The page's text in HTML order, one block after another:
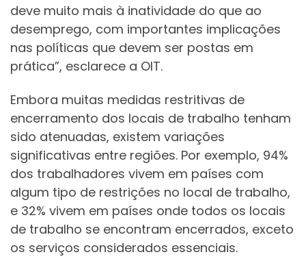
deve muito mais à inatividade do que ao
desemprego, com importantes implicações
nas políticas que devem ser postas em
prática”, esclarece a OIT.
Embora muitas medidas restritivas de
encerramento dos locais de trabalho tenham
sido atenuadas, existem variações
significativas entre regiões. Por exemplo, 94%
dos trabalhadores vivem em países com
algum tipo de restrições no local de trabalho,
e 32% vivem em países onde todos os locais
de trabalho se encontram encerrados, exceto
os serviços considerados essenciais.